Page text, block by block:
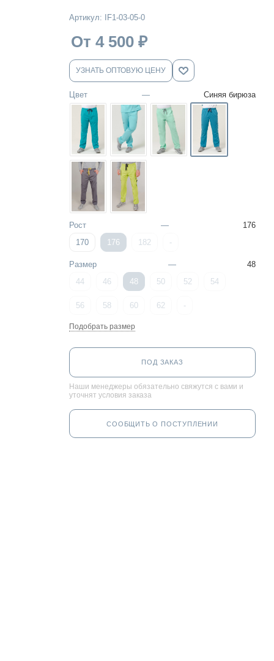
Артикул: IF1-03-05-0
От 4 500 ₽
УЗНАТЬ ОПТОВУЮ ЦЕНУ
Цвет — Синяя бирюза
Рост —
176
170
176 182 -
Размер —
48
44
46 48 50 52 54
56 58 60 62 -
Подобрать размер
ПОД ЗАКАЗ
Наши менеджеры обязательно свяжутся с вами и
уточнят условия заказа
СООБЩИТЬ О ПОСТУПЛЕНИИ